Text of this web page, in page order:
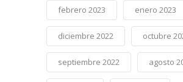
febrero 2023 enero 2023
diciembre 2022 octubre
septiembre 2022 agosto